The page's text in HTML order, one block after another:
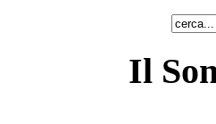
Il